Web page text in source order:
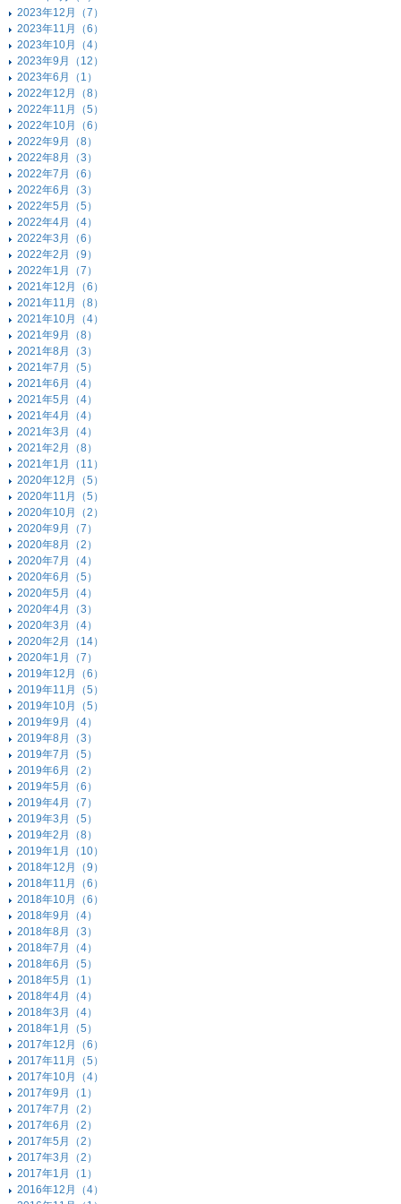
2023年12月（7）
2023年11月（6）
2023年10月（4）
2023年9月（12）
2023年6月（1）
2022年12月（8）
2022年11月（5）
2022年10月（6）
2022年9月（8）
2022年8月（3）
2022年7月（6）
2022年6月（3）
2022年5月（5）
2022年4月（4）
2022年3月（6）
2022年2月（9）
2022年1月（7）
2021年12月（6）
2021年11月（8）
2021年10月（4）
2021年9月（8）
2021年8月（3）
2021年7月（5）
2021年6月（4）
2021年5月（4）
2021年4月（4）
2021年3月（4）
2021年2月（8）
2021年1月（11）
2020年12月（5）
2020年11月（5）
2020年10月（2）
2020年9月（7）
2020年8月（2）
2020年7月（4）
2020年6月（5）
2020年5月（4）
2020年4月（3）
2020年3月（4）
2020年2月（14）
2020年1月（7）
2019年12月（6）
2019年11月（5）
2019年10月（5）
2019年9月（4）
2019年8月（3）
2019年7月（5）
2019年6月（2）
2019年5月（6）
2019年4月（7）
2019年3月（5）
2019年2月（8）
2019年1月（10）
2018年12月（9）
2018年11月（6）
2018年10月（6）
2018年9月（4）
2018年8月（3）
2018年7月（4）
2018年6月（5）
2018年5月（1）
2018年4月（4）
2018年3月（4）
2018年1月（5）
2017年12月（6）
2017年11月（5）
2017年10月（4）
2017年9月（1）
2017年7月（2）
2017年6月（2）
2017年5月（2）
2017年3月（2）
2017年1月（1）
2016年12月（4）